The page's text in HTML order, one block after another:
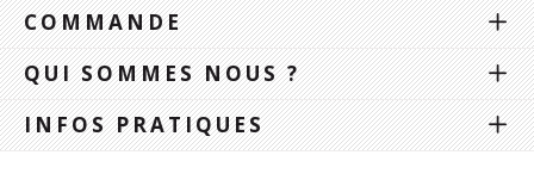
COMMANDE
QUI SOMMES NOUS ?
INFOS PRATIQUES